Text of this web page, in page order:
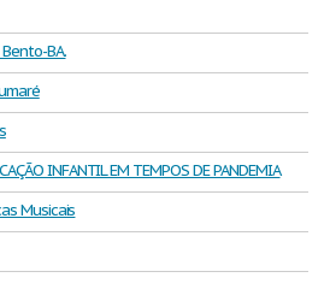
BA.
INFANTIL EM TEMPOS DE PANDEMIA
Musicais